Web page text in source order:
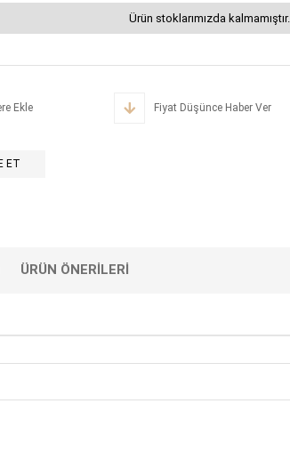
Ürün stoklarımızda kalmamıştır.
Ekle Fiyat Düşünce Haber Ver
ET
ÜRÜN ÖNERILERI